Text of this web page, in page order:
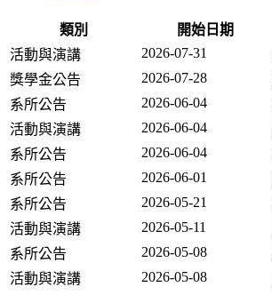
類別 開始日期
活動與演講
2026-07-31
獎學金公告
2026-07-28
系所公告
2026-06-04
活動與演講
2026-06-04
系所公告
2026-06-04
系所公告
2026-06-01
系所公告
2026-05-21
活動與演講
2026-05-11
系所公告
2026-05-08
活動與演講
2026-05-08